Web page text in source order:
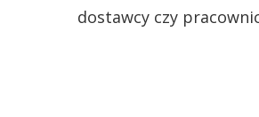
dostawcy czy